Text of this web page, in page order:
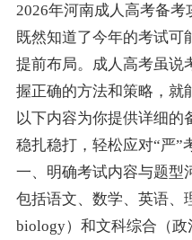
2026年河南成人高考备
既然知道了今年的考试可
提前布局。成人高考虽说
握正确的方法和策略，就
以下内容为你提供详细的
稳扎稳打，轻松应对“严”
一、明确考试内容与题型
包括语文、数学、英语、
biology）和文科综合（